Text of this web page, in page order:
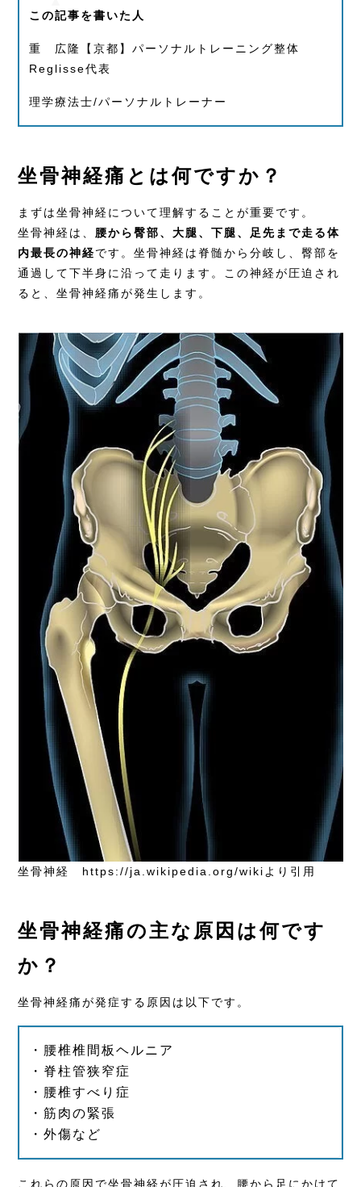
この記事を書いた人
重 広隆【京都】パーソナルトレーニング整体
Reglisse代表
理学療法士/パーソナルトレーナー
坐骨神経痛とは何ですか？
まずは坐骨神経について理解することが重要です。
坐骨神経は、 腰から臀部、大腿、下腿、足先まで走る体
内最長の神経です。坐骨神経は脊髄から分岐し、臀部を
通過して下半身に沿って走ります。この神経が圧迫され
ると、坐骨神経痛が発生します。
坐骨神経 https://ja.wikipedia.org/wiki より引用
坐骨神経痛の主な原因は何です
か？
坐骨神経痛が発症する原因は以下です。
・腰椎椎間板ヘルニア
・脊柱管狭窄症
・腰椎すべり症
・筋肉の緊張
・外傷など
これらの原因で坐骨神経が圧迫され、腰から足にかけて